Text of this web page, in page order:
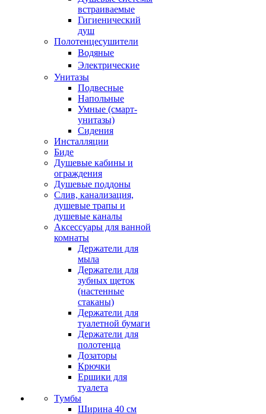
встраиваемые
Гигиенический
душ
Полотенцесушители
ㅤВодяные
ㅤЭлектрические
Унитазы
Подвесные
Напольные
Умные (смарт-
унитазы)
Сидения
Инсталляции
Биде
Душевые кабины и
ограждения
Душевые поддоны
Слив, канализация,
душевые трапы и
душевые каналы
Аксессуары для ванной
комнаты
Держатели для
мыла
Держатели для
зубных щеток
(настенные
стаканы)
Держатели для
туалетной бумаги
Держатели для
полотенца
Дозаторы
Крючки
Ершики для
туалета
Тумбы
Ширина 40 см